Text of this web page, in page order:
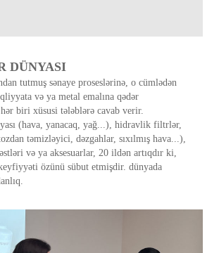
DÜNYASI
tutmuş sənaye proseslərinə, o cümlədən
və ya metal emalına qədər
hər biri xüsusi tələblərə cavab verir.
(hava, yanacaq, yağ...), hidravlik filtrlər,
təmizləyici, dəzgahlar, sıxılmış hava...),
və ya aksesuarlar, 20 ildən artıqdır ki,
özünü sübut etmişdir. dünyada